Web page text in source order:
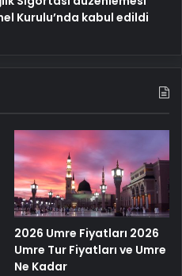
Kurulu’nda kabul edildi
2026 Umre Fiyatları 2026
Umre Tur Fiyatları ve Umre
Ne Kadar